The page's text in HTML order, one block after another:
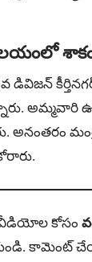
16వ డివిజ‌న్
వీడియోల కోసం
కామెంట్